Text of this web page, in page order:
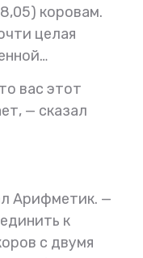
коровам.
целая
вас этот
— сказал
Арифметик. —
к
с двумя